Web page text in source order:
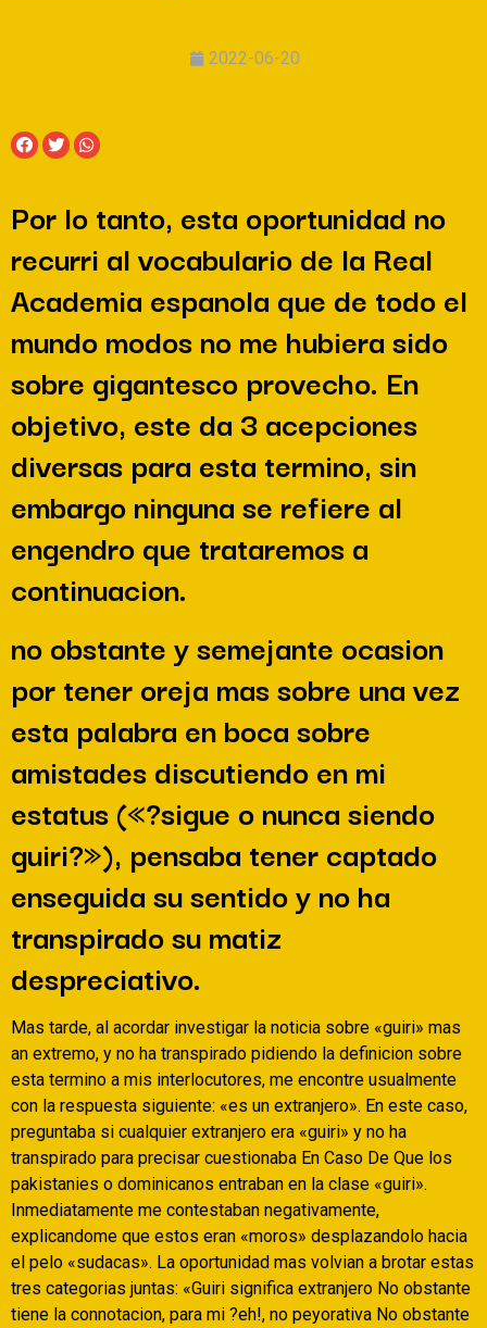
2022-06-20
Por lo tanto, esta oportunidad no
recurri al vocabulario de la Real
Academia espanola que de todo el
mundo modos no me hubiera sido
sobre gigantesco provecho. En
objetivo, este da 3 acepciones
diversas para esta termino, sin
embargo ninguna se refiere al
engendro que trataremos a
continuacion.
no obstante y semejante ocasion
por tener oreja mas sobre una vez
esta palabra en boca sobre
amistades discutiendo en mi
estatus («?sigue o nunca siendo
guiri?»), pensaba tener captado
enseguida su sentido y no ha
transpirado su matiz
despreciativo.
Mas tarde, al acordar investigar la noticia sobre «guiri» mas
an extremo, y no ha transpirado pidiendo la definicion sobre
esta termino a mis interlocutores, me encontre usualmente
con la respuesta siguiente: «es un extranjero». En este caso,
preguntaba si cualquier extranjero era «guiri» y no ha
transpirado para precisar cuestionaba En Caso De Que los
pakistanies o dominicanos entraban en la clase «guiri».
Inmediatamente me contestaban negativamente,
explicandome que estos eran «moros» desplazandolo hacia
el pelo «sudacas». La oportunidad mas volvian a brotar estas
tres categorias juntas: «Guiri significa extranjero No obstante
tiene la connotacion, para mi ?eh!, no peyorativa No obstante